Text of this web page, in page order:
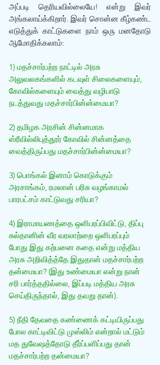
அப்படி தெரியவில்லையே! என்று இவர்
அங்கலாய்க்கிறார். இவர் சொன்ன கீழ்கண்ட
எடுத்துக் காட்டுகளை நாம் ஒரு மனதோடு
ஆமோதிக்கலாம்:
1) மதச்சார்பற்ற நாட்டில் அரசு
அலுவலகங்களில் கடவுள் சிலைகளையும்,
கோவில்களையும் வைத்து வழிபாடு
நடத்துவது மதச்சார்பின்ன்மையா?
2) தமிழக அரசின் சின்னமாக
ஸ்ரீவில்லிபுத்தூர் கோவில் சின்னத்தை
வைத்திருப்பது மதச்சார்பின்ன்மையா?
3) பொங்கல் இனாம் கொடுக்கும்
அரசாங்கம், ரமலான் பரிசு வழங்காமல்
பாரபட்சம் காட்டுவது சரியா?
4) இராமாயணத்தை ஒளிபரப்பிவிட்டு, திப்பு
சுல்தானின் வீர வரலாற்றை ஒளிபரப்பும்
போது இது கற்பனை கதை என்று மத்திய
அரசு அறிவித்த்தே இதுதான் மதச்சார்பற்ற
தன்மையா? (இது உண்மையா என்று நான்
சரி பார்த்ததில்லை, இப்படி மத்திய அரசு
செய்திருந்தால், இது தவறு தான்).
5) நீதி தேவதை கண்ணைக் கட்டியிருப்பது
போல காட்டிவிட்டு முஸ்லிம் என்றால் மட்டும்
மத துவேஷத்தோடு தீர்ப்பளிப்பது தான்
மதச்சார்பற்ற தன்மையா?